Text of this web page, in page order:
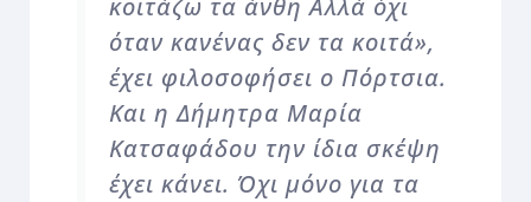
κοιτάζω τα άνθη Αλλά όχι
όταν κανένας δεν τα κοιτά»,
έχει φιλοσοφήσει ο Πόρτσια.
Και η Δήμητρα Μαρία
Κατσαφάδου την ίδια σκέψη
έχει κάνει. Όχι μόνο για τα